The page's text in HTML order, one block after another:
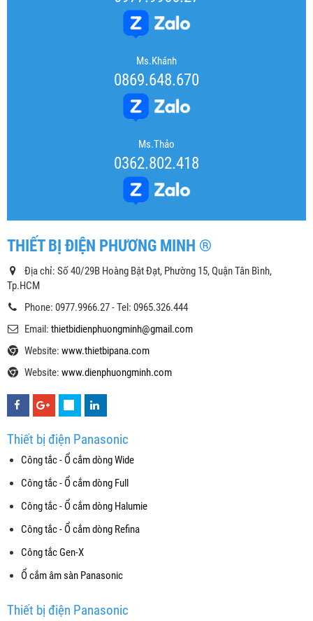
Ms.Khánh
0869.648.670
Ms.Thảo
0362.802.418
THIẾT BỊ ĐIỆN PHƯƠNG MINH ®
Địa chỉ: Số 40/29B Hoàng Bật Đạt, Phường 15, Quận Tân Bình,
Tp.HCM
Phone: 0977.9966.27 - Tel: 0965.326.444
Email: thietbidienphuongminh@gmail.com
Website: www.thietbipana.com
Website: www.dienphuongminh.com
Thiết bị điện Panasonic
Công tắc - Ổ cắm dòng Wide
Công tắc - Ổ cắm dòng Full
Công tắc - Ổ cắm dòng Halumie
Công tắc - Ổ cắm dòng Refina
Công tắc Gen-X
Ổ cắm âm sàn Panasonic
Thiết bị điện Panasonic